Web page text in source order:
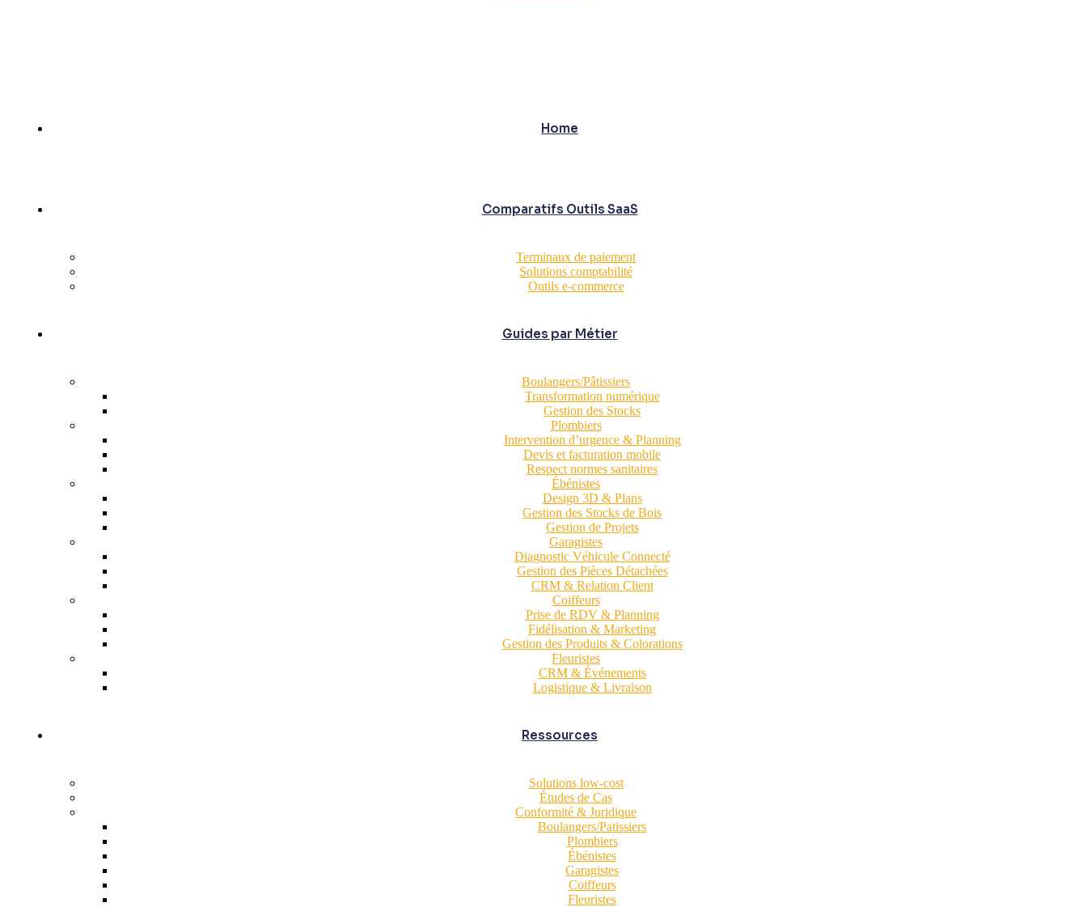
Home
Comparatifs Outils SaaS
Terminaux de paiement
Solutions comptabilité
Outils e-commerce
Guides par Métier
Boulangers/Pâtissiers
Transformation numérique
Gestion des Stocks
Plombiers
Intervention d’urgence & Planning
Devis et facturation mobile
Respect normes sanitaires
Ébénistes
Design 3D & Plans
Gestion des Stocks de Bois
Gestion de Projets
Garagistes
Diagnostic Véhicule Connecté
Gestion des Pièces Détachées
CRM & Relation Client
Coiffeurs
Prise de RDV & Planning
Fidélisation & Marketing
Gestion des Produits & Colorations
Fleuristes
CRM & Événements
Logistique & Livraison
Ressources
Solutions low-cost
Études de Cas
Conformité & Juridique
Boulangers/Patissiers
Plombiers
Ébénistes
Garagistes
Coiffeurs
Fleuristes